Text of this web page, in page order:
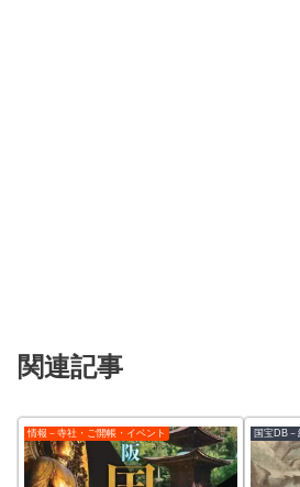
関連記事
情報－寺社・ご開帳・イベント 国宝DB－